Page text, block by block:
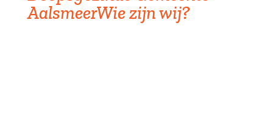
AalsmeerWie zijn wij?